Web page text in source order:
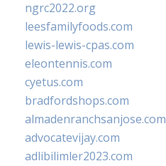
ngrc2022.org
leesfamilyfoods.com
lewis-lewis-cpas.com
eleontennis.com
cyetus.com
bradfordshops.com
almadenranchsanjose.com
advocatevijay.com
adlibilimler2023.com